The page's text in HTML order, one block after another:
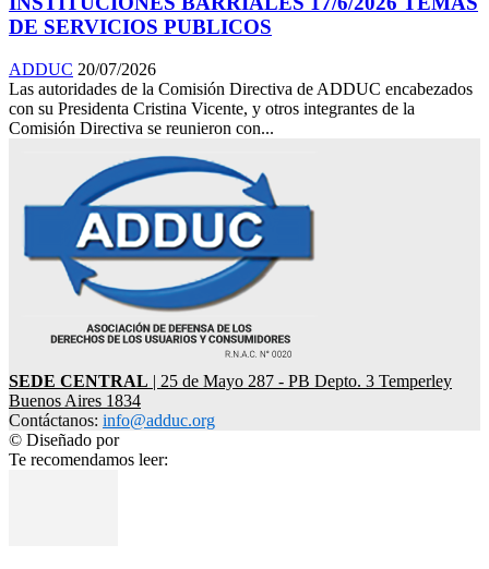
DE SERVICIOS PUBLICOS
ADDUC 20/07/2026
Las autoridades de la Comisión Directiva de ADDUC encabezados
con su Presidenta Cristina Vicente, y otros integrantes de la
Comisión Directiva se reunieron con...
SEDE CENTRAL | 25 de Mayo 287 - PB Depto. 3 Temperley
Buenos Aires 1834
Contáctanos: info@adduc.org
© Diseñado por
Te recomendamos leer: